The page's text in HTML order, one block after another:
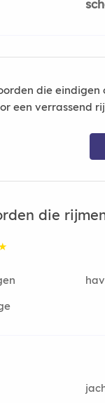
die eindigen
een verrassend
die